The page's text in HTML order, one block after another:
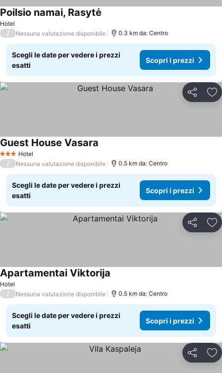
Hotel
Poilsio namai, Rasytė
/ Nessuna valutazione disponibile 0.3 km da: Centro
Scegli le date per vedere i prezzi
esatti
Scopri i prezzi
Condividi
3 StelleHotel
Guest House Vasara
/ Nessuna valutazione disponibile 0.5 km da: Centro
Scegli le date per vedere i prezzi
esatti
Scopri i prezzi
Condividi
Hotel
Apartamentai Viktorija
/ Nessuna valutazione disponibile 0.5 km da: Centro
Scegli le date per vedere i prezzi
esatti
Scopri i prezzi
Condividi